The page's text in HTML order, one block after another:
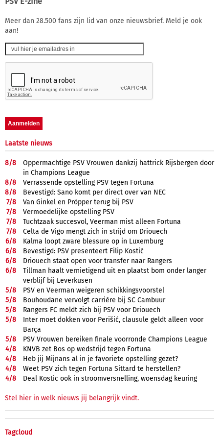
Meer dan 28.500 fans zijn lid van onze nieuwsbrief. Meld je ook
aan!
Laatste nieuws
8/8
Oppermachtige PSV Vrouwen dankzij hattrick Rijsbergen door
in Champions League
8/8
Verrassende opstelling PSV tegen Fortuna
8/8
Bevestigd: Sano komt per direct over van NEC
7/8
Van Ginkel en Pröpper terug bij PSV
7/8
Vermoedelijke opstelling PSV
7/8
Tuchtzaak succesvol, Veerman mist alleen Fortuna
7/8
Celta de Vigo mengt zich in strijd om Driouech
6/8
Kalma loopt zware blessure op in Luxemburg
6/8
Bevestigd: PSV presenteert Filip Kostić
6/8
Driouech staat open voor transfer naar Rangers
6/8
Tillman haalt vernietigend uit en plaatst bom onder langer
verblijf bij Leverkusen
5/8
PSV en Veerman weigeren schikkingsvoorstel
5/8
Bouhoudane vervolgt carrière bij SC Cambuur
5/8
Rangers FC meldt zich bij PSV voor Driouech
5/8
Inter moet dokken voor Perišić, clausule geldt alleen voor
Barça
5/8
PSV Vrouwen bereiken finale voorronde Champions League
4/8
KNVB zet Bos op wedstrijd tegen Fortuna
4/8
Heb jij Mijnans al in je favoriete opstelling gezet?
4/8
Weet PSV zich tegen Fortuna Sittard te herstellen?
4/8 Deal Kostic ook in stroomversnelling, woensdag keuring
Stel hier in welk nieuws jij belangrijk vindt.
Tagcloud